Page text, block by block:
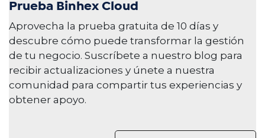
Prueba Binhex Cloud
Aprovecha la prueba gratuita de 10 días y
descubre cómo puede transformar la gestión
de tu negocio. Suscríbete a nuestro blog para
recibir actualizaciones y únete a nuestra
comunidad para compartir tus experiencias y
obtener apoyo.